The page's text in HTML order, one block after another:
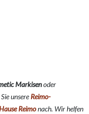
Markisenoder
unsereReimo-
Reimonach. Wir helfen